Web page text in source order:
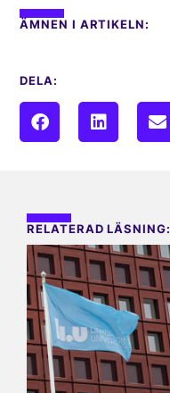
ÄMNEN I ARTIKELN:
DELA:
RELATERAD LÄSNING: